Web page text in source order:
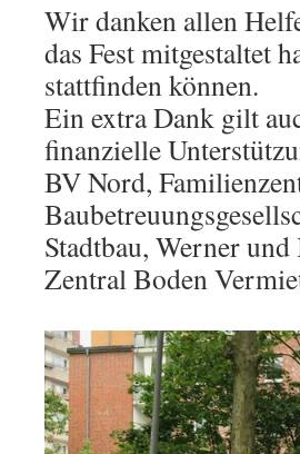
Wir danken allen
das Fest mitgestaltet
stattfinden können.
Ein extra Dank gilt
finanzielle
BV Nord,
Stadtbau, Werner
Zentral Boden